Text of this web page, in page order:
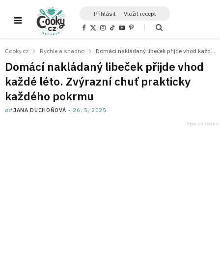
Přihlásit Vložit recept
F
b
o
k
X
i
t
e
r
)
I
a
a
m
T
o
Y
u
e
P
e
e
s
t
Cooky.cz Rychle a snadno
Domácí nakládaný libeček přijde vhod
každé léto. Zvýrazní chuť prakticky
každého pokrmu
odJANA DUCHOŇOVÁ 26. 5. 2025